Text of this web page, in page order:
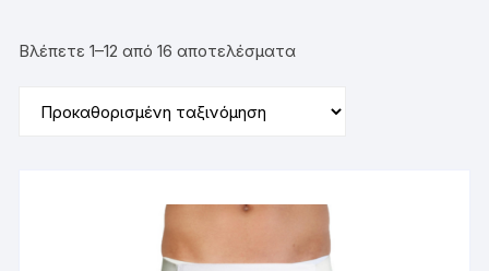
Βλέπετε 1–12 από 16 αποτελέσματα